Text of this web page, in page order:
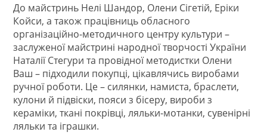
До майстринь Нелі Шандор, Олени Сігетій, Еріки
Койси, а також працівниць обласного
організаційно-методичного центру культури –
заслуженої майстрині народної творчості України
Наталії Стегури та провідної методистки Олени
Ваш – підходили покупці, цікавлячись виробами
ручної роботи. Це – силянки, намиста, браслети,
кулони й підвіски, пояси з бісеру, вироби з
кераміки, ткані покрівці, ляльки-мотанки, сувенірні
ляльки та іграшки.